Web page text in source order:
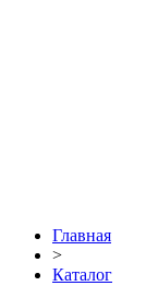
Главная
>
Каталог